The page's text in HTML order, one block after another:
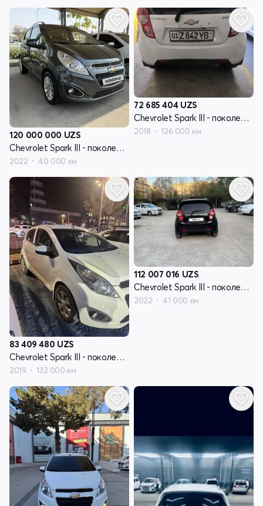
120 000 000 UZS
Chevrolet Spark III - поколение
2022 40 000 км
72 685 404 UZS
Chevrolet Spark III - поколение
2018 126 000 км
83 409 480 UZS
Chevrolet Spark III - поколение
2019 132 000 км
112 007 016 UZS
Chevrolet Spark III - поколение
2022 41 000 км